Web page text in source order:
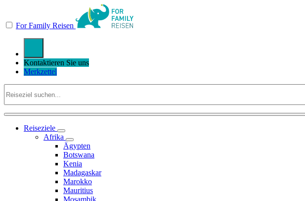
For Family Reisen
Kontaktieren Sie uns
Merkzettel
Reiseziele
Afrika
Ägypten
Botswana
Kenia
Madagaskar
Marokko
Mauritius
Mosambik